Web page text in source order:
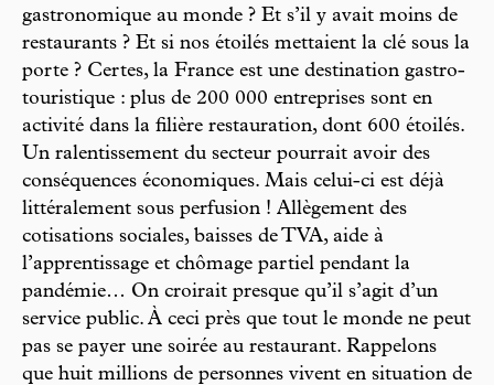
gastronomique au monde ? Et s’il y avait moins de
restaurants ? Et si nos étoilés mettaient la clé sous la
porte ? Certes, la France est une destination gastro-
touristique : plus de 200 000 entreprises sont en
activité dans la filière restauration, dont 600 étoilés.
Un ralentissement du secteur pourrait avoir des
conséquences économiques. Mais celui-ci est déjà
littéralement sous perfusion ! Allègement des
cotisations sociales, baisses de TVA, aide à
l’apprentissage et chômage partiel pendant la
pandémie… On croirait presque qu’il s’agit d’un
service public. À ceci près que tout le monde ne peut
pas se payer une soirée au restaurant. Rappelons
que huit millions de personnes vivent en situation de